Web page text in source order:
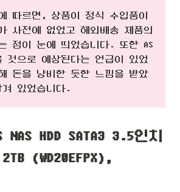
따르면, 상품이 정식 수입품이
사전에 없었고 해외배송 제품의
점이 눈에 띄었습니다. 또한 AS
것으로 예상된다는 언급이 있었
돈을 낭비한 듯한 느낌을 받았
있었습니다.
NAS HDD SATA3 3.5인치
(WD20EFPX),